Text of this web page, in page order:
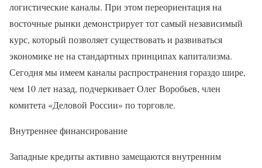
логистические каналы. При этом переориентация на
восточные рынки демонстрирует тот самый независимый
курс, который позволяет существовать и развиваться
экономике не на стандартных принципах капитализма.
Сегодня мы имеем каналы распространения гораздо шире,
чем 10 лет назад, подчеркивает Олег Воробьев, член
комитета «Деловой России» по торговле.
Внутреннее финансирование
Западные кредиты активно замещаются внутренним